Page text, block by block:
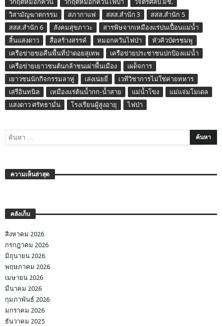
วิกฤติหมอกควัน วิกฤติหมอกควันไฟป่า
วิจิตรศิลป์ มช.
วิสามัญฆาตกรรม
สภากาแฟ สสส.สำนัก 3
สสส.สำนัก 5
สสส.สำนัก 6
สังคมสุขภาวะ
สารพิษจากเหมืองแร่ปนเปื้อนแม่น้ำ
สิ้นแสงดาว
สื่อสร้างสรรค์ หมอกควันไฟป่า
หัวคิวบัตรชมพู
เครือข่ายขอคืนพื้นที่ป่าดอยสุเทพ
เครือข่ายประชาชนปกป้องแม่น้ำ
เครือข่ายเยาวชนต้นกล้าชนเผ่าพื้นเมือง
เผด็จการ
เยาวชนนักกิจกรรมลาหู่
เล่งเน่ยยี่
เวทีวิชาการไม่ใช่ค่ายทหาร
เสรีอินทนิล
เหมืองแร่ต้นน้ำกก-น้ำสาย แม่น้ำโขง
แม่แจ่มโมเดล
แสงดาว ศรัทธามั่น
โรงเรียนผู้สูงอายุ ไฟป่า
ความเห็นล่าสุด
คลังเก็บ
สิงหาคม 2026
กรกฎาคม 2026
มิถุนายน 2026
พฤษภาคม 2026
เมษายน 2026
มีนาคม 2026
กุมภาพันธ์ 2026
มกราคม 2026
ธันวาคม 2025